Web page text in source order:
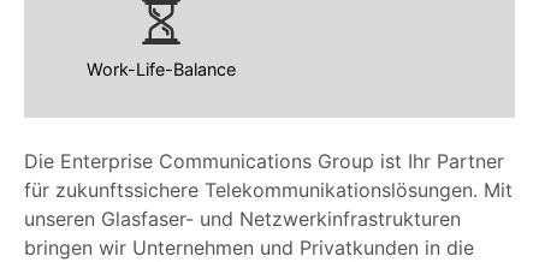
Die Enterprise Communications Group ist Ihr Partner
für zukunftssichere Telekommunikationslösungen. Mit
unseren Glasfaser- und Netzwerkinfrastrukturen
bringen wir Unternehmen und Privatkunden in die
Work-Life-Balance